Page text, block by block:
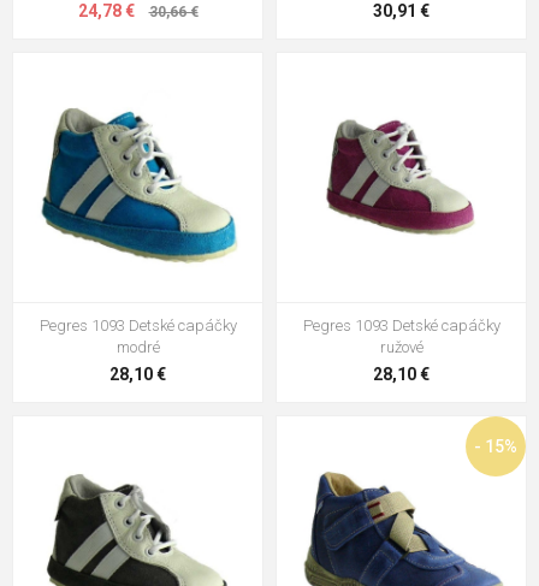
24,78 € 30,66 € 30,91 €
Pegres 1093 Detské capáčky
modré
28,10 €
Pegres 1093 Detské capáčky
ružové
28,10 €
- 15%